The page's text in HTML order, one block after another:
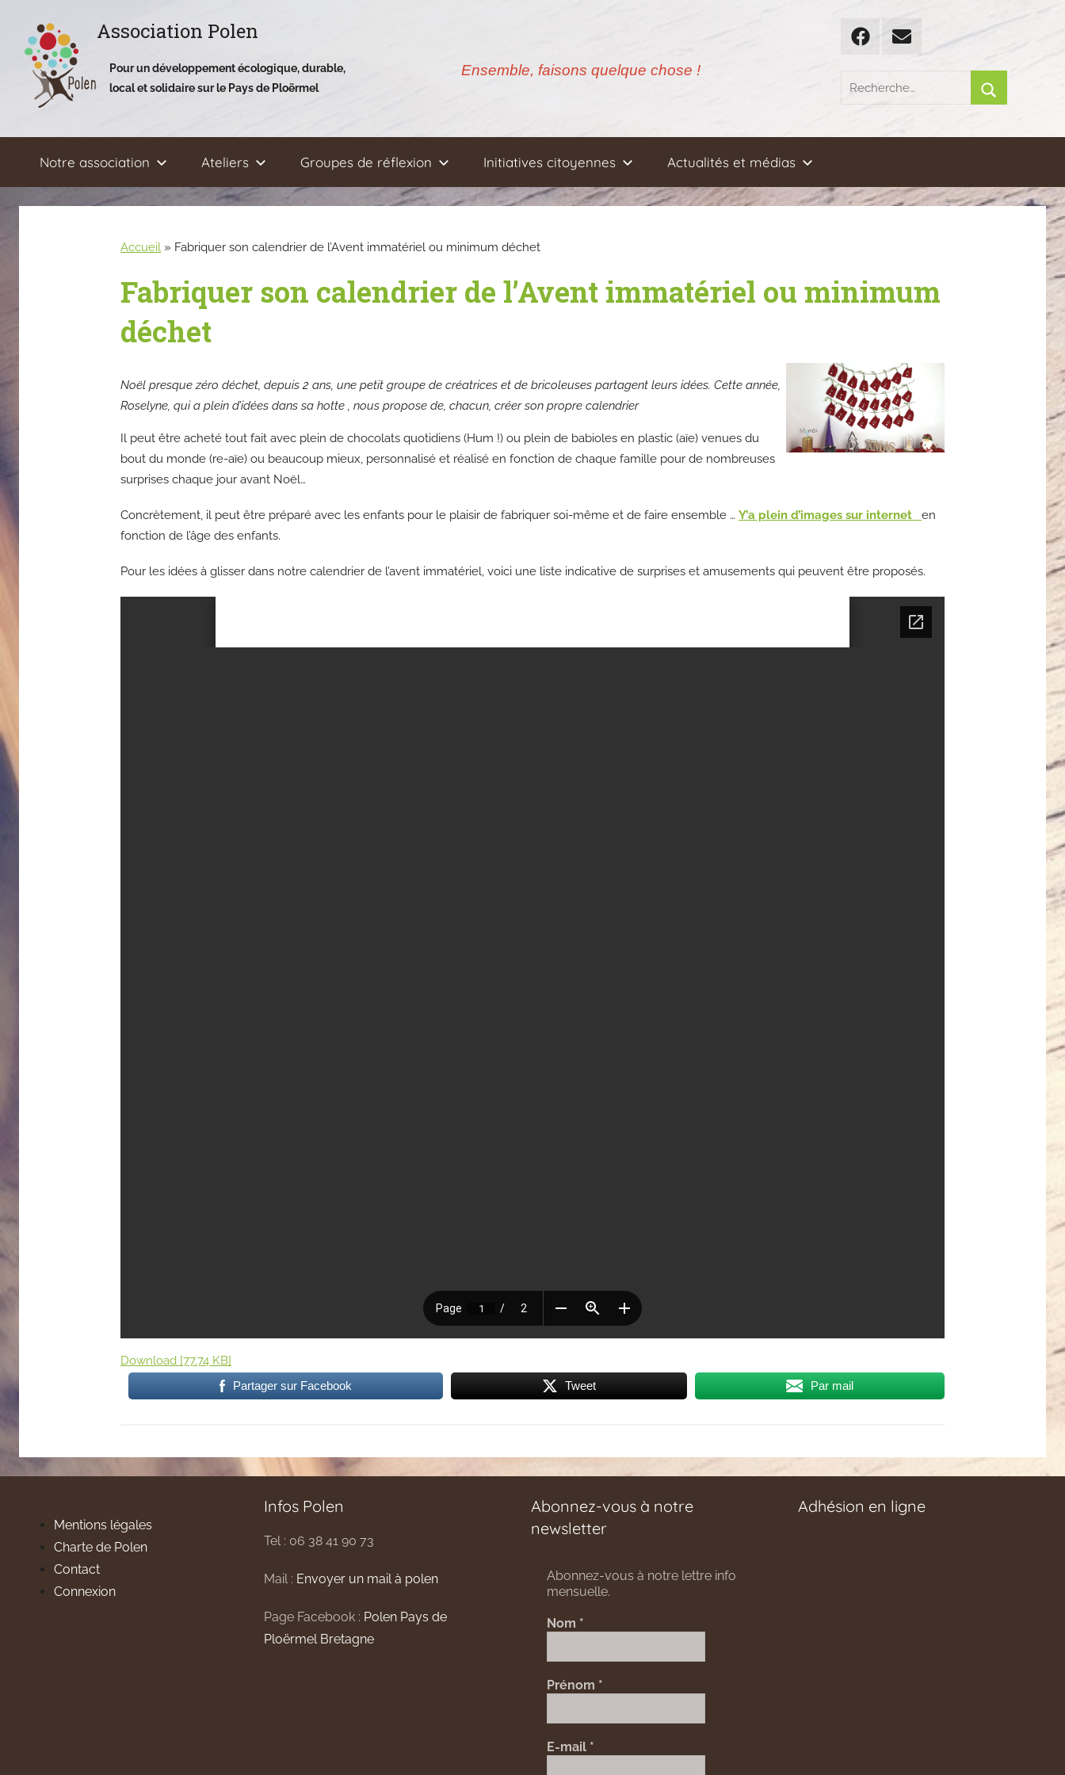
contenu
Association Polen
Pour un développement écologique, durable,
local et solidaire sur le Pays de Ploërmel
Ensemble, faisons quelque chose !
FacebookEmail
Recherche
Notre association Ateliers Groupes de réflexion Initiatives citoyennes Actualités et médias
Accueil » Fabriquer son calendrier de l’Avent immatériel ou minimum déchet
Fabriquer son calendrier de l’Avent immatériel ou minimum
déchet
Noël presque zéro déchet, depuis 2 ans, une petit groupe de créatrices et de bricoleuses partagent leurs idées. Cette année,
Roselyne, qui a plein d’idées dans sa hotte , nous propose de, chacun, créer son propre calendrier
Il peut être acheté tout fait avec plein de chocolats quotidiens (Hum !) ou plein de babioles en plastic (aïe) venues du
bout du monde (re-aïe) ou beaucoup mieux, personnalisé et réalisé en fonction de chaque famille pour de nombreuses
surprises chaque jour avant Noël…
Concrètement, il peut être préparé avec les enfants pour le plaisir de fabriquer soi-même et de faire ensemble … Y’a plein d’images sur internet en
fonction de l’âge des enfants.
Pour les idées à glisser dans notre calendrier de l’avent immatériel, voici une liste indicative de surprises et amusements qui peuvent être proposés.
Download [77.74 KB]
Partager sur Facebook Tweet Par mail
Mentions légales
Charte de Polen
Contact
Connexion
Infos Polen
Tel : 06 38 41 90 73
Mail : Envoyer un mail à polen
Page Facebook : Polen Pays de
Ploërmel Bretagne
Abonnez-vous à notre
newsletter
Abonnez-vous à notre lettre info
mensuelle.
Nom *
Prénom *
E-mail *
Adhésion en ligne